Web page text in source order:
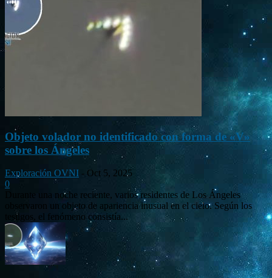
Objeto volador no identificado con forma de «V»
sobre los Ángeles
Exploración OVNI - Oct 5, 2025
0
Durante una noche reciente, varios residentes de Los Ángeles
observaron un objeto de apariencia inusual en el cielo. Según los
testigos, el fenómeno consistía...